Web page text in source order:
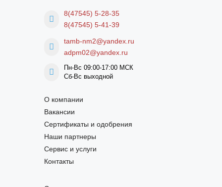
8(47545) 5-28-35
8(47545) 5-41-39
tamb-nm2@yandex.ru
adpm02@yandex.ru
Пн-Вс 09:00-17:00 МСК
Сб-Вс выходной
О компании
Вакансии
Сертификаты и одобрения
Наши партнеры
Сервис и услуги
Контакты